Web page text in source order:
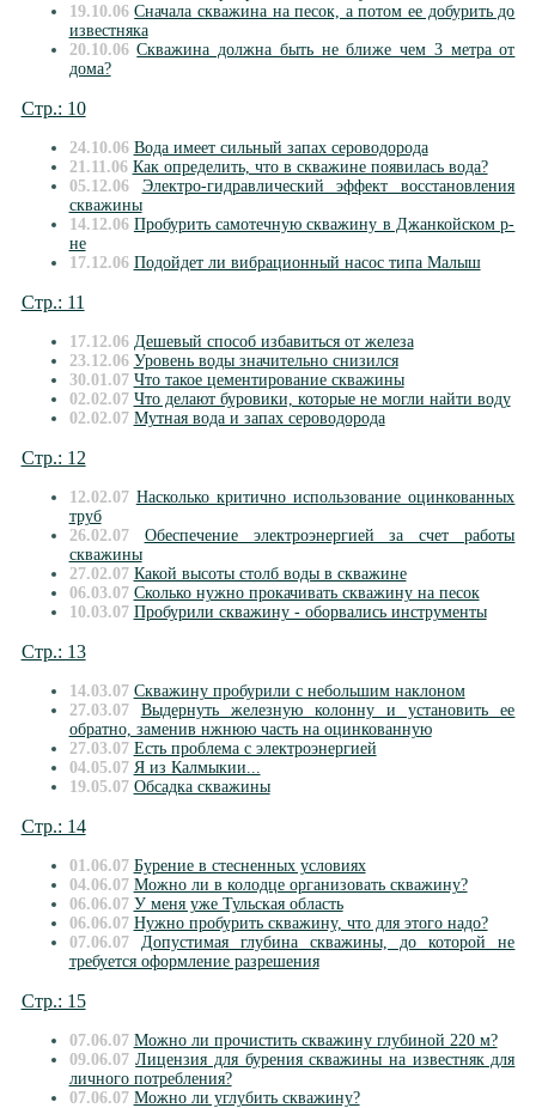
19.10.06 Сначала скважина на песок, а потом ее добурить до
известняка
20.10.06 Скважина должна быть не ближе чем 3 метра от
дома?
Стр.: 10
24.10.06 Вода имеет сильный запах сероводорода
21.11.06 Как определить, что в скважине появилась вода?
05.12.06
Электро-гидравлический эффект восстановления
скважины
14.12.06 Пробурить самотечную скважину в Джанкойском р-
не
17.12.06 Подойдет ли вибрационный насос типа Малыш
Стр.: 11
17.12.06 Дешевый способ избавиться от железа
23.12.06 Уровень воды значительно снизился
30.01.07 Что такое цементирование скважины
02.02.07 Что делают буровики, которые не могли найти воду
02.02.07 Мутная вода и запах сероводорода
Стр.: 12
12.02.07 Насколько критично использование оцинкованных
труб
26.02.07
Обеспечение электроэнергией за счет работы
скважины
27.02.07 Какой высоты столб воды в скважине
06.03.07 Cколько нужно прокачивать скважину на песок
10.03.07 Пробурили скважину - оборвались инструменты
Стр.: 13
14.03.07 Скважину пробурили с небольшим наклоном
27.03.07
Выдернуть железную колонну и установить ее
обратно, заменив нжнюю часть на оцинкованную
27.03.07 Есть проблема с электроэнергией
04.05.07 Я из Калмыкии...
19.05.07 Обсадка скважины
Стр.: 14
01.06.07 Бурение в стесненных условиях
04.06.07 Можно ли в колодце организовать скважину?
06.06.07 У меня уже Тульская область
06.06.07 Нужно пробурить скважину, что для этого надо?
07.06.07
Допустимая глубина скважины, до которой не
требуется оформление разрешения
Стр.: 15
07.06.07 Можно ли прочистить скважину глубиной 220 м?
09.06.07 Лицензия для бурения скважины на известняк для
личного потребления?
07.06.07 Можно ли углубить скважину?